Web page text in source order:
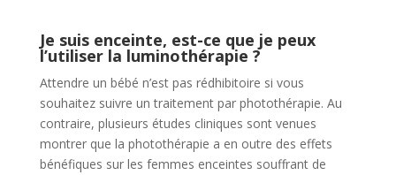
Je suis enceinte, est-ce que je peux
l’utiliser la luminothérapie ?
Attendre un bébé n’est pas rédhibitoire si vous
souhaitez suivre un traitement par photothérapie. Au
contraire, plusieurs études cliniques sont venues
montrer que la photothérapie a en outre des effets
bénéfiques sur les femmes enceintes souffrant de